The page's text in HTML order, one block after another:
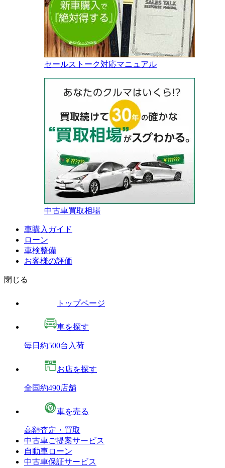
セールストーク対応マニュアル
中古車買取相場
車購入ガイド
ローン
車検整備
お客様の評価
閉じる
トップページ
車を探す
毎日約500台入荷
お店を探す
全国約490店舗
車を売る
高額査定・買取
中古車ご提案サービス
自動車ローン
中古車保証サービス